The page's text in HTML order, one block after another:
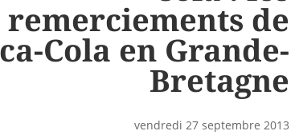
remerciements de
Cola en Grande-
Bretagne
vendredi 27 septembre 2013